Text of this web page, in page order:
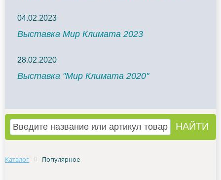
04.02.2023
Выставка Мир Климата 2023
28.02.2020
Выставка "Мир Климата 2020"
Каталог Популярное